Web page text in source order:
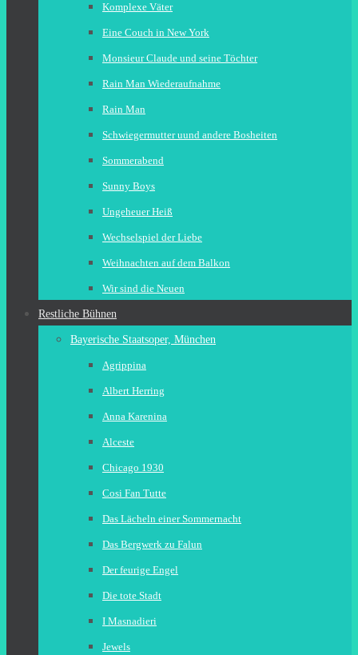
Komplexe Väter
Eine Couch in New York
Monsieur Claude und seine Töchter
Rain Man Wiederaufnahme
Rain Man
Schwiegermutter uund andere Bosheiten
Sommerabend
Sunny Boys
Ungeheuer Heiß
Wechselspiel der Liebe
Weihnachten auf dem Balkon
Wir sind die Neuen
Restliche Bühnen
Bayerische Staatsoper, München
Agrippina
Albert Herring
Anna Karenina
Alceste
Chicago 1930
Cosi Fan Tutte
Das Lächeln einer Sommernacht
Das Bergwerk zu Falun
Der feurige Engel
Die tote Stadt
I Masnadieri
Jewels